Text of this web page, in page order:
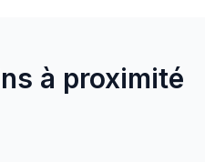
à proximité